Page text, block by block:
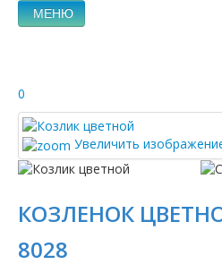
МЕНЮ
0
Увеличить
КОЗЛЕНОК
8028